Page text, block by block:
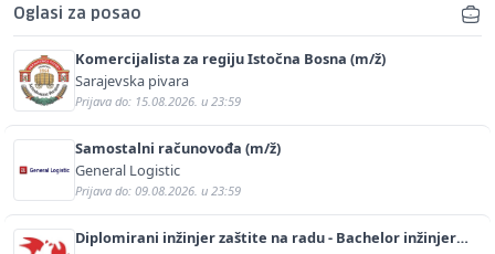
Oglasi za posao
Komercijalista za regiju Istočna Bosna (m/ž)
Sarajevska pivara
Prijava do: 15.08.2026. u 23:59
Samostalni računovođa (m/ž)
General Logistic
Prijava do: 09.08.2026. u 23:59
Diplomirani inžinjer zaštite na radu - Bachelor inžinjer